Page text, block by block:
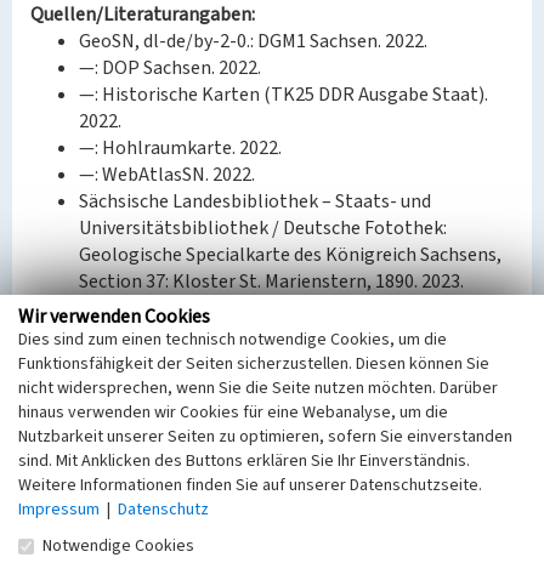
Quellen/Literaturangaben:
GeoSN, dl-de/by-2-0.: DGM1 Sachsen. 2022.
—: DOP Sachsen. 2022.
—: Historische Karten (TK25 DDR Ausgabe Staat).
2022.
—: Hohlraumkarte. 2022.
—: WebAtlasSN. 2022.
Sächsische Landesbibliothek – Staats- und
Universitätsbibliothek / Deutsche Fotothek:
Geologische Specialkarte des Königreich Sachsens,
Section 37: Kloster St. Marienstern, 1890. 2023.
—: Messtischblatt 37: Kloster St. Marienstern, 1916.
2023.
—: Messtischblatt 37: Kloster St. Marienstern, 1922.
2023.
—: Messtischblatt 4751: Kloster St. Marienstern,
1942. 2023.
Jahrbuch für das Berg- und Hüttenwesen in Sachsen
/ Jahrbuch für den Hüttenmann
F. Schulz, Drei Jahrhunderte Lausitzer
Braunkohlenbergbau. Illustrierte Zeittafel
Wir verwenden Cookies
Dies sind zum einen technisch notwendige Cookies, um die
Funktionsfähigkeit der Seiten sicherzustellen. Diesen können Sie
nicht widersprechen, wenn Sie die Seite nutzen möchten. Darüber
hinaus verwenden wir Cookies für eine Webanalyse, um die
Nutzbarkeit unserer Seiten zu optimieren, sofern Sie einverstanden
sind. Mit Anklicken des Buttons erklären Sie Ihr Einverständnis.
Weitere Informationen finden Sie auf unserer Datenschutzseite.
Impressum | Datenschutz
Notwendige Cookies